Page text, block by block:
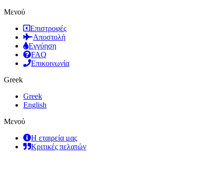
Μενού
Επιστροφές
Αποστολή
Εγγύηση
FAQ
Επικοινωνία
Greek
Greek
English
Μενού
Η εταιρεία μας
Κριτικές πελατών